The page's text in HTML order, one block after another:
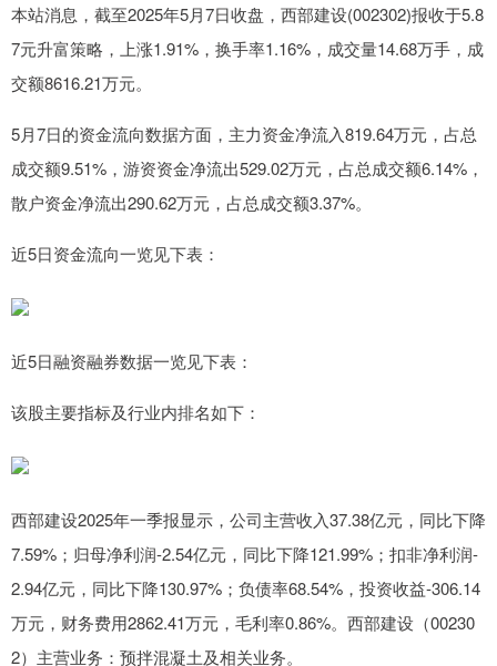
本站消息，截至2025年5月7日收盘，西部建设(002302)报收于5.8
7元升富策略，上涨1.91%，换手率1.16%，成交量14.68万手，成
交额8616.21万元。
5月7日的资金流向数据方面，主力资金净流入819.64万元，占总
成交额9.51%，游资资金净流出529.02万元，占总成交额6.14%，
散户资金净流出290.62万元，占总成交额3.37%。
近5日资金流向一览见下表：
近5日融资融券数据一览见下表：
该股主要指标及行业内排名如下：
西部建设2025年一季报显示，公司主营收入37.38亿元，同比下降
7.59%；归母净利润-2.54亿元，同比下降121.99%；扣非净利润-
2.94亿元，同比下降130.97%；负债率68.54%，投资收益-306.14
万元，财务费用2862.41万元，毛利率0.86%。西部建设（00230
2）主营业务：预拌混凝土及相关业务。